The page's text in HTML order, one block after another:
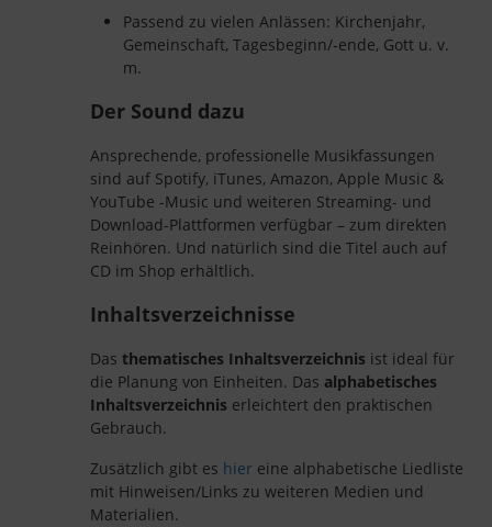
Passend zu vielen Anlässen: Kirchenjahr,
Gemeinschaft, Tagesbeginn/-ende, Gott u. v.
m.
Der Sound dazu
Ansprechende, professionelle Musikfassungen
sind auf Spotify, iTunes, Amazon, Apple Music &
YouTube -Music und weiteren Streaming- und
Download-Plattformen verfügbar – zum direkten
Reinhören. Und natürlich sind die Titel auch auf
CD im Shop erhältlich.
Inhaltsverzeichnisse
Das thematisches Inhaltsverzeichnis ist ideal für
die Planung von Einheiten. Das alphabetisches
Inhaltsverzeichnis erleichtert den praktischen
Gebrauch.
Zusätzlich gibt es hier eine alphabetische Liedliste
mit Hinweisen/Links zu weiteren Medien und
Materialien.